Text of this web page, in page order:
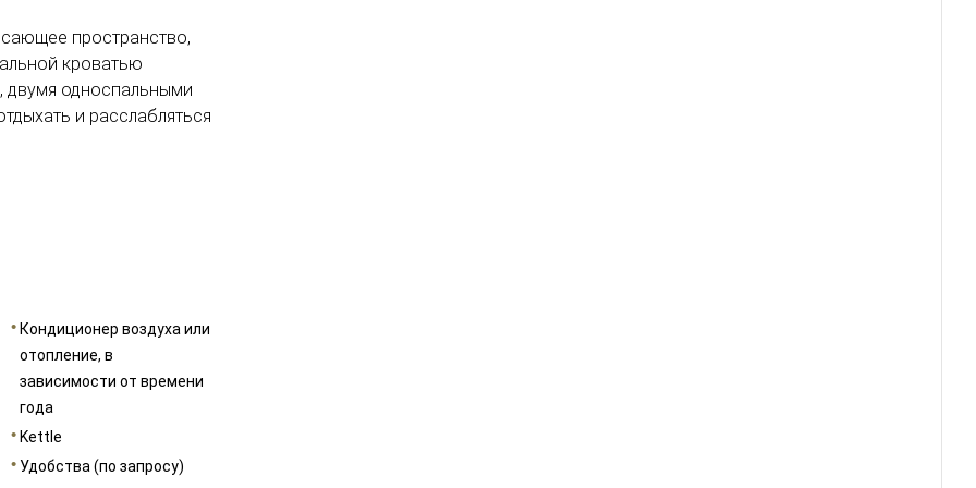
пространство,
кроватью
двумя односпальными
и расслабляться
Кондиционер воздуха или
отопление, в
зависимости от времени
года
Kettle
Удобства (по запросу)